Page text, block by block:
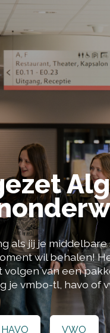
onderwijstrajecten
zien de lessen op het
voor begeleiding kan ik
als jij je
wil behalen!
van een
je vmbo-tl, havo of
HAVO VWO